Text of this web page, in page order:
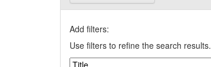
Add filters:
Use filters to refine the search results.